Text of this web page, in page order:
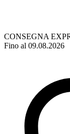
CONSEGNA
Fino al 09.08.2026